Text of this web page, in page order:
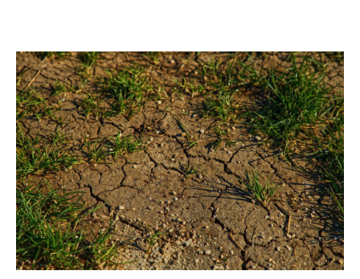
Erózia môže byť pre úrodné pôdy katastrofou